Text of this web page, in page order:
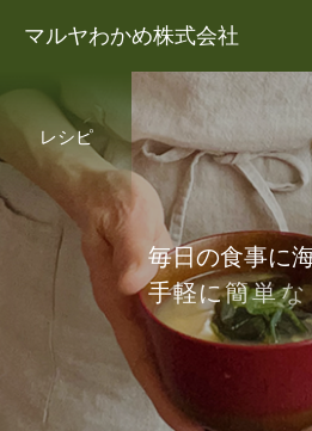
マルヤわかめ株式会社
レシピ
毎日の食事に
手軽に簡単な